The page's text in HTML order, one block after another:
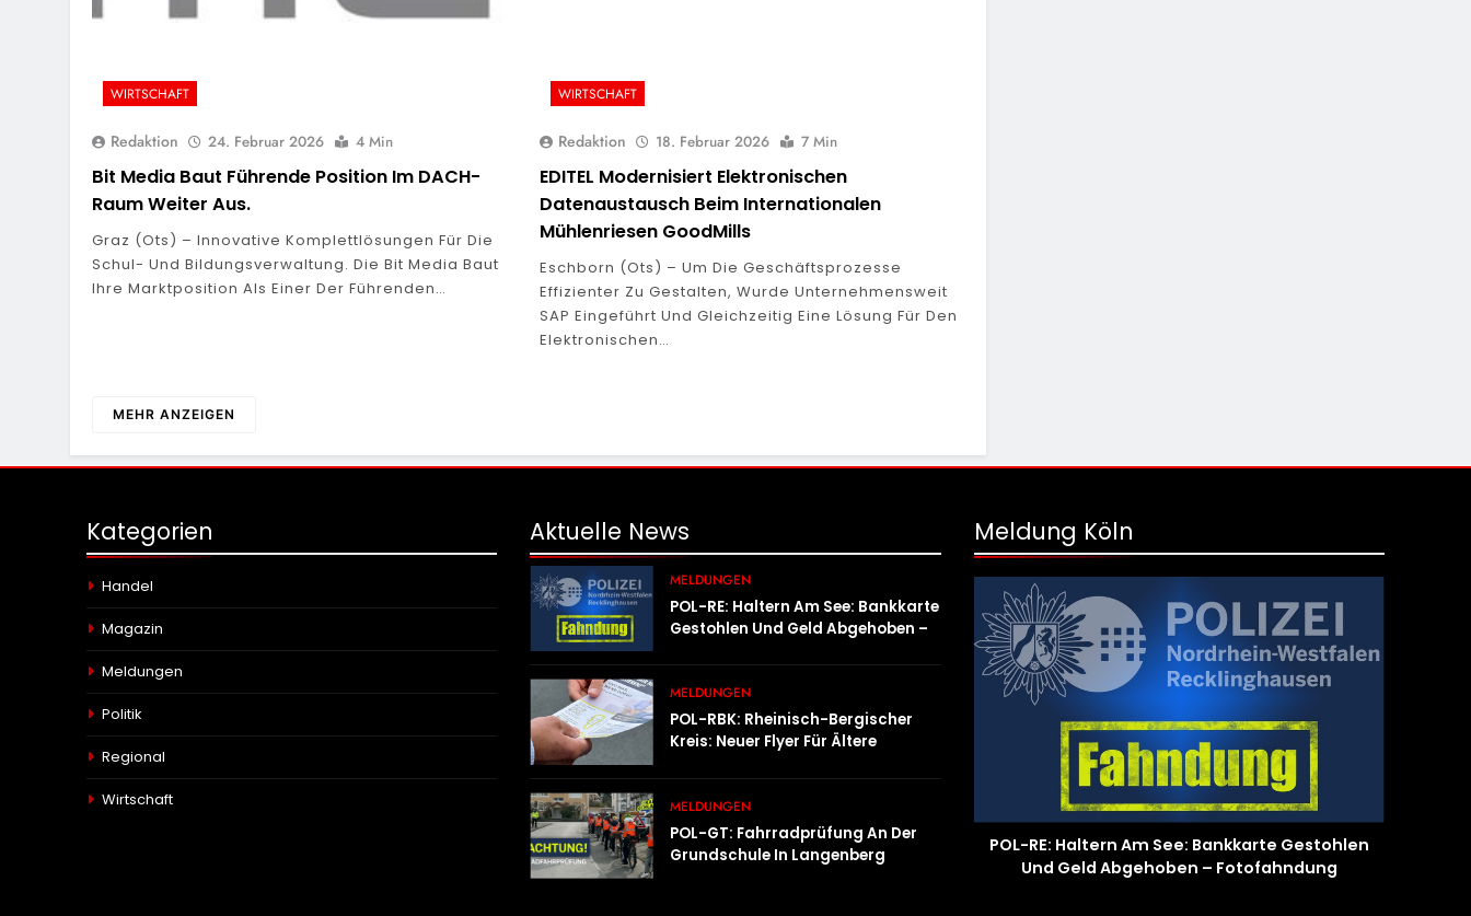
WIRTSCHAFT
Redaktion 24. Februar 2026 4 Min
Bit Media Baut Führende Position Im DACH-
Raum Weiter Aus.
Graz (ots) – Innovative Komplettlösungen Für Die
Schul- Und Bildungsverwaltung. Die Bit Media Baut
Ihre Marktposition Als Einer Der Führenden…
WIRTSCHAFT
Redaktion 18. Februar 2026 7 Min
EDITEL Modernisiert Elektronischen
Datenaustausch Beim Internationalen
Mühlenriesen GoodMills
Eschborn (ots) – Um Die Geschäftsprozesse
Effizienter Zu Gestalten, Wurde Unternehmensweit
SAP Eingeführt Und Gleichzeitig Eine Lösung Für Den
Elektronischen…
MEHR ANZEIGEN
Kategorien
Handel
Magazin
Meldungen
Politik
Regional
Wirtschaft
Aktuelle News
MELDUNGEN
POL-RE: Haltern Am See: Bankkarte
Gestohlen Und Geld Abgehoben –
MELDUNGEN
POL-RBK: Rheinisch-Bergischer
Kreis: Neuer Flyer Für Ältere
MELDUNGEN
POL-GT: Fahrradprüfung An Der
Grundschule In Langenberg
Meldung Köln
POL-RE: Haltern Am See: Bankkarte Gestohlen
Und Geld Abgehoben – Fotofahndung